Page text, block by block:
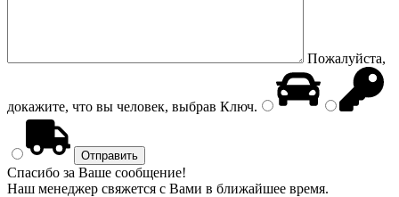
Пожалуйста,
докажите, что вы человек, выбрав Ключ.
Спасибо за Ваше сообщение!
Наш менеджер свяжется с Вами в ближайшее время.